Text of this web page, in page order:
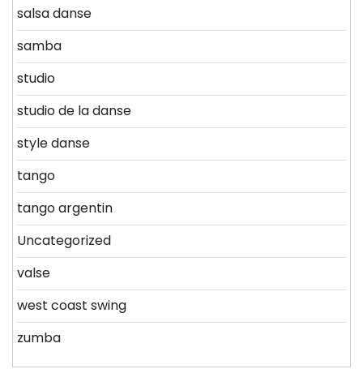
salsa danse
samba
studio
studio de la danse
style danse
tango
tango argentin
Uncategorized
valse
west coast swing
zumba